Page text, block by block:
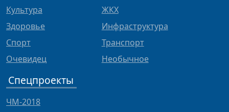
Культура
Здоровье
Спорт
Очевидец
ЖКХ
Инфраструктура
Транспорт
Необычное
Спецпроекты
ЧМ-2018